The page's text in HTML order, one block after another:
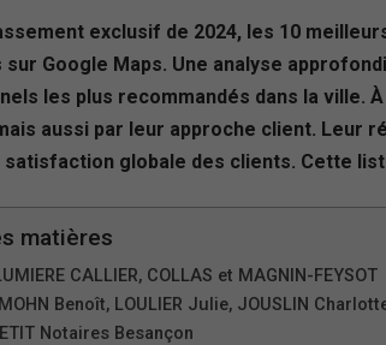
exclusif de 2024, les 10
Google Maps. Une analyse
les plus recommandés dans la ville.
aussi par leur approche client. Leur
satisfaction globale des clients. Cette
matières
CALLIER, COLLAS et MAGNIN-FEYSOT
Benoît, LOULIER Julie, JOUSLIN
Notaires Besançon